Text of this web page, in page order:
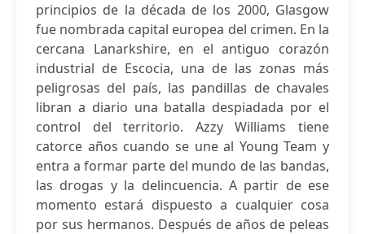
principios de la década de los 2000, Glasgow
fue nombrada capital europea del crimen. En la
cercana Lanarkshire, en el antiguo corazón
industrial de Escocia, una de las zonas más
peligrosas del país, las pandillas de chavales
libran a diario una batalla despiadada por el
control del territorio. Azzy Williams tiene
catorce años cuando se une al Young Team y
entra a formar parte del mundo de las bandas,
las drogas y la delincuencia. A partir de ese
momento estará dispuesto a cualquier cosa
por sus hermanos. Después de años de peleas